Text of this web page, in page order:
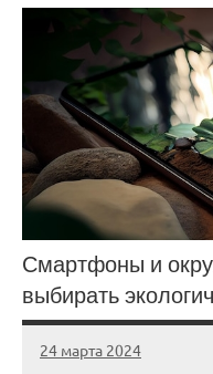
Смартфоны и
выбирать
24 марта 2024
avto_drive72
Нет